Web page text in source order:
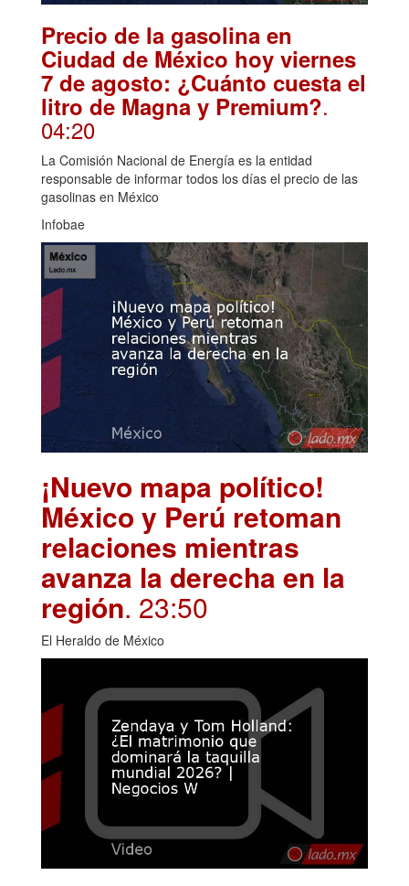
Precio de la gasolina en
Ciudad de México hoy viernes
7 de agosto: ¿Cuánto cuesta el
litro de Magna y Premium?.
04:20
La Comisión Nacional de Energía es la entidad
responsable de informar todos los días el precio de las
gasolinas en México
Infobae
¡Nuevo mapa político!
México y Perú retoman
relaciones mientras
avanza la derecha en la
región. 23:50
El Heraldo de México